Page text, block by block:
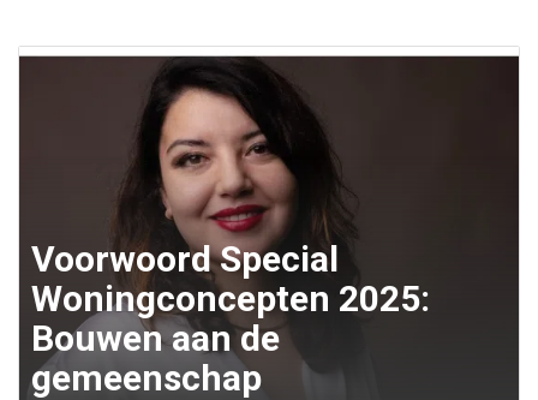
Voorwoord Special
Woningconcepten 2025:
Bouwen aan de
gemeenschap